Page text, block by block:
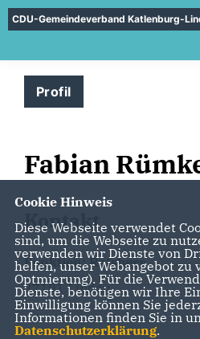
CDU-Gemeindeverband Katlenburg-
Profil
Fabian
Kontakt
Funktion: Ratsherr
37191 Lindau
Cookie Hinweis
Diese Webseite verwendet
sind, um die Webseite zu
verwenden wir Dienste von
helfen, unser Webangebot zu
Optmierung). Für die
Dienste, benötigen wir Ihre
Einwilligung können Sie
Informationen finden Sie in
Datenschutzerklärung.